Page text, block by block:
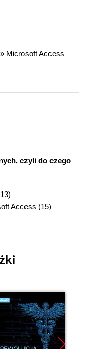
» Microsoft Access
czyli do czego
Access (15)
(24)
(26)
danych (27)
z programem Access